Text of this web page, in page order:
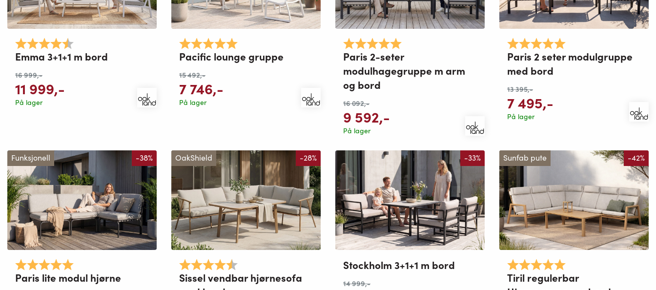
Karakter:
Emma 3+1+1 m bord
16 999,-
11 999,-
På lager
Karakter:
Pacific lounge gruppe
15 492,-
7 746,-
På lager
Karakter:
Paris 2-seter
modulhagegruppe m arm
og bord
16 092,-
9 592,-
På lager
Karakter:
Paris 2 seter modulgruppe
med bord
13 395,-
7 495,-
På lager
Funksjonell -38%
Karakter:
Paris lite modul hjørne
OakShield -28%
Karakter:
Sissel vendbar hjørnesofa
-33%
Stockholm 3+1+1 m bord
14 999,-
Sunfab pute -42%
Karakter:
Tiril regulerbar